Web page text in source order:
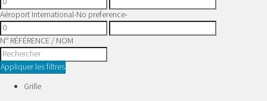
Aéroport International-No preference-
Nº RÉFÉRENCE / NOM
Appliquer les filtres
Grille